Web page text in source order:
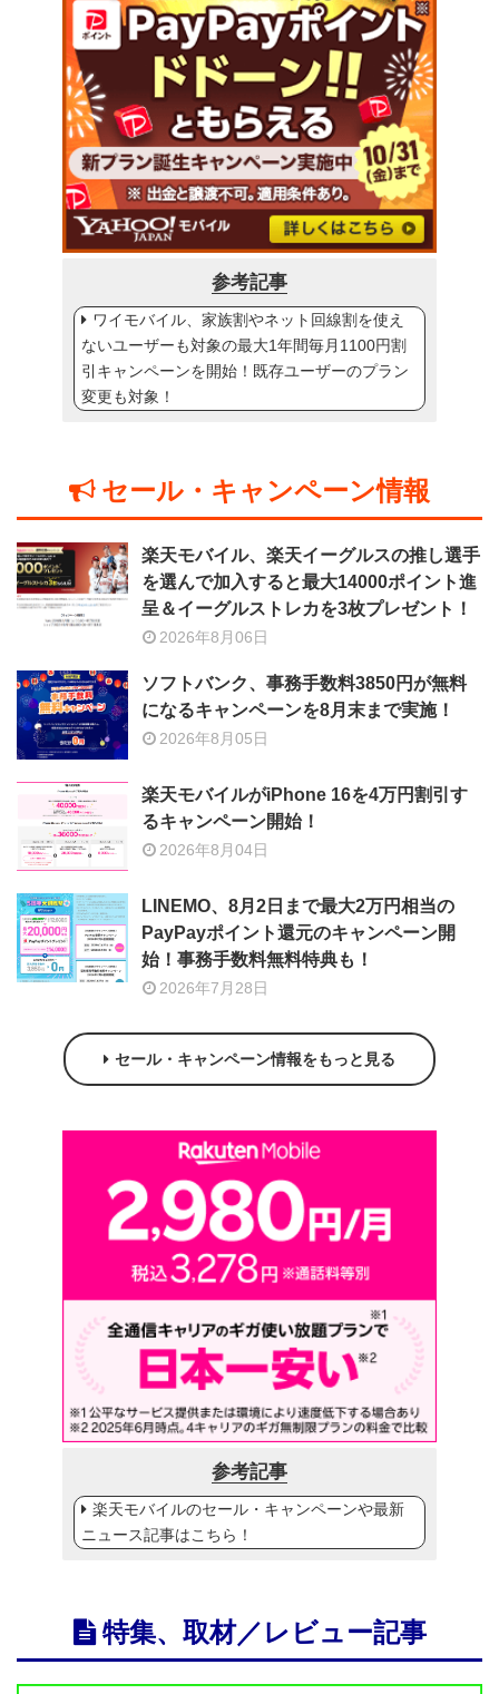
参考記事
ワイモバイル、家族割やネット回線割を使え
ないユーザーも対象の最大1年間毎月1100円割
引キャンペーンを開始！既存ユーザーのプラン
変更も対象！
セール・キャンペーン情報
楽天モバイル、楽天イーグルスの推し選手
を選んで加入すると最大14000ポイント進
呈＆イーグルストレカを3枚プレゼント！
2026年8月06日
ソフトバンク、事務手数料3850円が無料
になるキャンペーンを8月末まで実施！
2026年8月05日
楽天モバイルがiPhone 16を4万円割引す
るキャンペーン開始！
2026年8月04日
LINEMO、8月2日まで最大2万円相当の
PayPayポイント還元のキャンペーン開
始！事務手数料無料特典も！
2026年7月28日
セール・キャンペーン情報をもっと見る
参考記事
楽天モバイルのセール・キャンペーンや最新
ニュース記事はこちら！
特集、取材／レビュー記事